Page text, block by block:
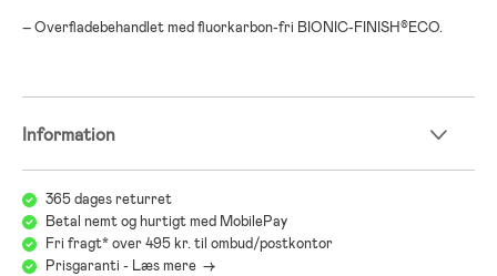
– Overfladebehandlet med fluorkarbon-fri BIONIC-FINISH®ECO.
Information
365 dages returret
Betal nemt og hurtigt med MobilePay
Fri fragt* over 495 kr. til ombud/postkontor
Prisgaranti - Læs mere ->